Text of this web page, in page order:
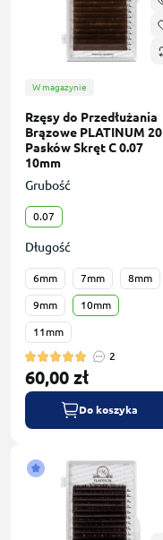
W magazynie
Rzęsy do Przedłużania
Brązowe PLATINUM 20
Pasków Skręt C 0.07
10mm
Grubość
0.07
Długość
6mm 7mm 8mm
9mm 10mm
11mm
2
60,00 zł
Do koszyka